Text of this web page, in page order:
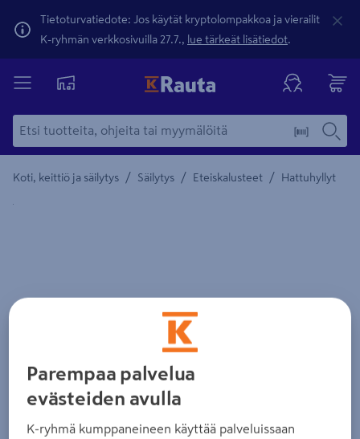
Tietoturvatiedote: Jos käytät kryptolompakkoa ja vierailit
K-ryhmän verkkosivuilla 27.7., lue tärkeät lisätiedot.
Koti, keittiö ja säilytys / Säilytys / Eteiskalusteet / Hattuhyllyt
Yksityiskohtainen kuvaus löytyy Tuotteen kuvaus -
Parempaa palvelua
evästeiden avulla
K-ryhmä kumppaneineen käyttää palveluissaan